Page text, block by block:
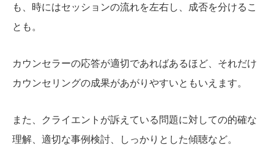
も、時にはセッションの流れを左右し、成否を分けるこ
とも。
カウンセラーの応答が適切であればあるほど、それだけ
カウンセリングの成果があがりやすいともいえます。
また、クライエントが訴えている問題に対しての的確な
理解、適切な事例検討、しっかりとした傾聴など。